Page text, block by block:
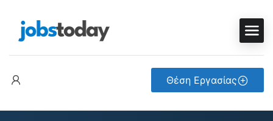
Θέση Εργασίας